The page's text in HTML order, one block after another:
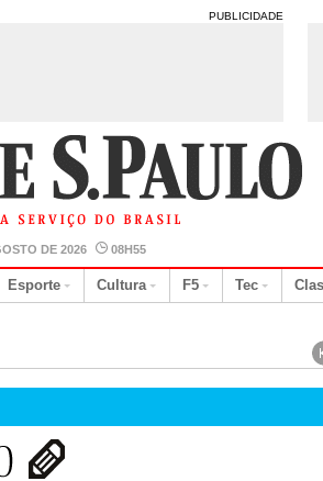
PUBLICIDADE
DE 2026 08H55
Esporte Cultura F5 Tec